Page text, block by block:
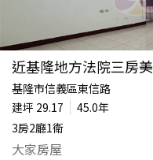
近基隆地方法院三房
基隆市信義區東信路
建坪 29.17
45.0年
3房2廳1衛
大家房屋